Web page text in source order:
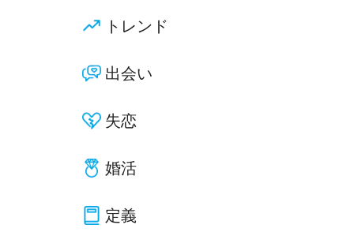
トレンド
出会い
失恋
婚活
定義